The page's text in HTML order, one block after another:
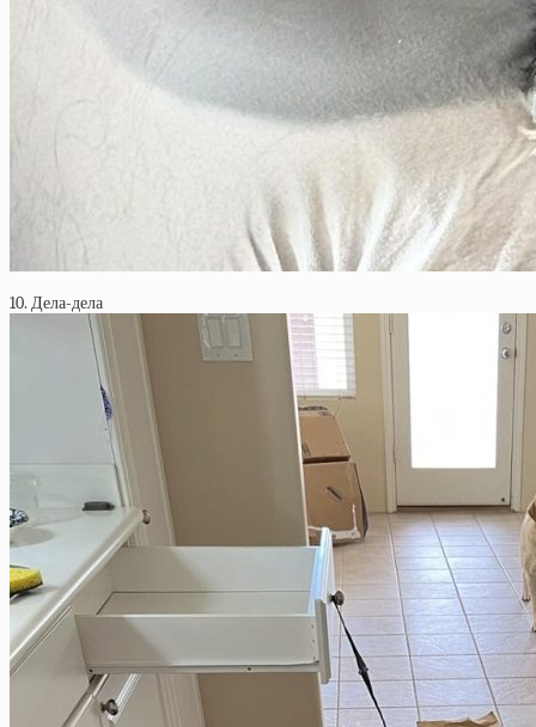
10. Дела-дела